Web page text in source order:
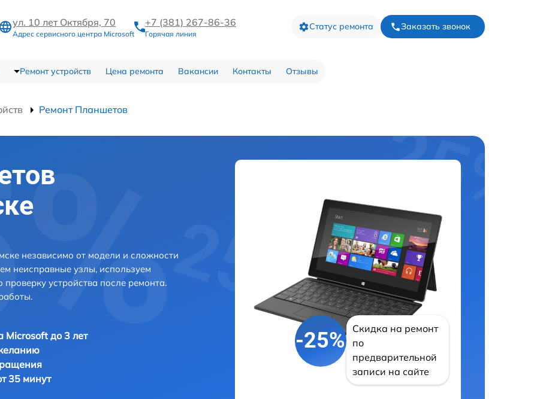
ул. 10 лет Октября, 70
Адрес сервисного центра Microsoft
+7 (381) 267-86-36
Горячая линия
Статус ремонта Заказать звонок
Ремонт устройств Цена ремонта Вакансии Контакты Отзывы
Ремонт Планшетов
независимо от модели и сложности
неисправные узлы, используем
устройства после ремонта.
Microsoft до 3 лет
35 минут
-25%
Скидка на ремонт
по
предварительной
записи на сайте